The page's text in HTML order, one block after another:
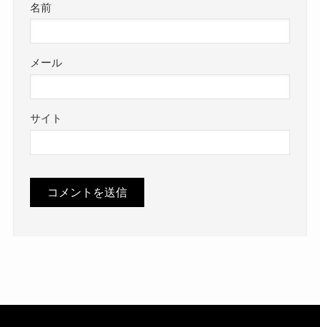
名前
メール
サイト